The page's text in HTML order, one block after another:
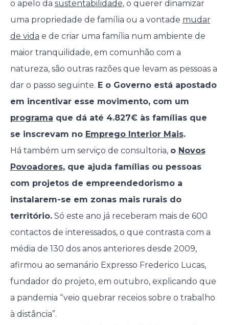
o apelo da sustentabilidade, o querer dinamizar
uma propriedade de família ou a vontade mudar
de vida e de criar uma família num ambiente de
maior tranquilidade, em comunhão com a
natureza, são outras razões que levam as pessoas a
dar o passo seguinte. E o Governo está apostado
em incentivar esse movimento, com um
programa que dá até 4.827€ às famílias que
se inscrevam no Emprego Interior Mais.
Há também um serviço de consultoria, o Novos
Povoadores, que ajuda famílias ou pessoas
com projetos de empreendedorismo a
instalarem-se em zonas mais rurais do
território.Só este ano já receberam mais de 600
contactos de interessados, o que contrasta com a
média de 130 dos anos anteriores desde 2009,
afirmou ao semanário Expresso Frederico Lucas,
fundador do projeto, em outubro, explicando que
a pandemia “veio quebrar receios sobre o trabalho
à distância”.